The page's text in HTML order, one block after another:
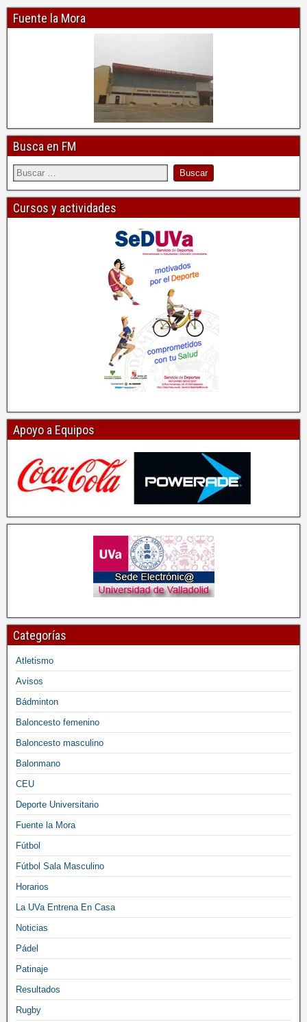
Fuente la Mora
Busca en FM
Cursos y actividades
Apoyo a Equipos
Categorías
Atletismo
Avisos
Bádminton
Baloncesto femenino
Baloncesto masculino
Balonmano
CEU
Deporte Universitario
Fuente la Mora
Fútbol
Fútbol Sala Masculino
Horarios
La UVa Entrena En Casa
Noticias
Pádel
Patinaje
Resultados
Rugby